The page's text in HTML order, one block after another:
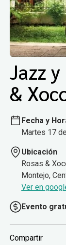
Jazz
&
Fecha y
Martes 17
Ubicación
Rosas &
Montejo,
Ver en
Evento
Compartir